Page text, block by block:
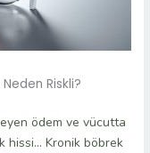
Riskli?
ödem ve vücutta
hissi… Kronik böbrek